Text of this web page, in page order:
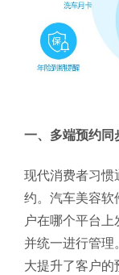
一、多端预约同
现代消费者习惯
约。汽车美容软
户在哪个平台上
并统一进行管理
大提升了客户的